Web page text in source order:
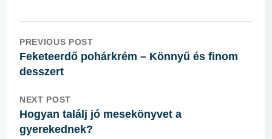
PREVIOUS POST
Feketeerdő pohárkrém – Könnyű és finom
desszert
NEXT POST
Hogyan találj jó mesekönyvet a
gyerekednek?